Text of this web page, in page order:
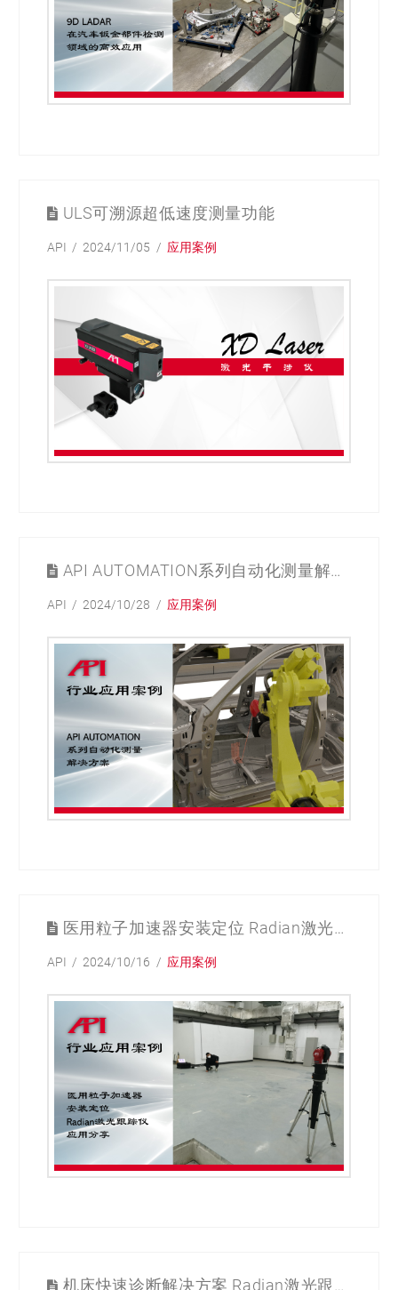
ULS可溯源超低速度测量功能
API 2024/11/05 应用案例
API AUTOMATION系列自动化测量解决方案
API 2024/10/28 应用案例
医用粒子加速器安装定位 Radian激光跟踪仪应用
API 2024/10/16 应用案例
机床快速诊断解决方案 Radian激光跟踪仪应用